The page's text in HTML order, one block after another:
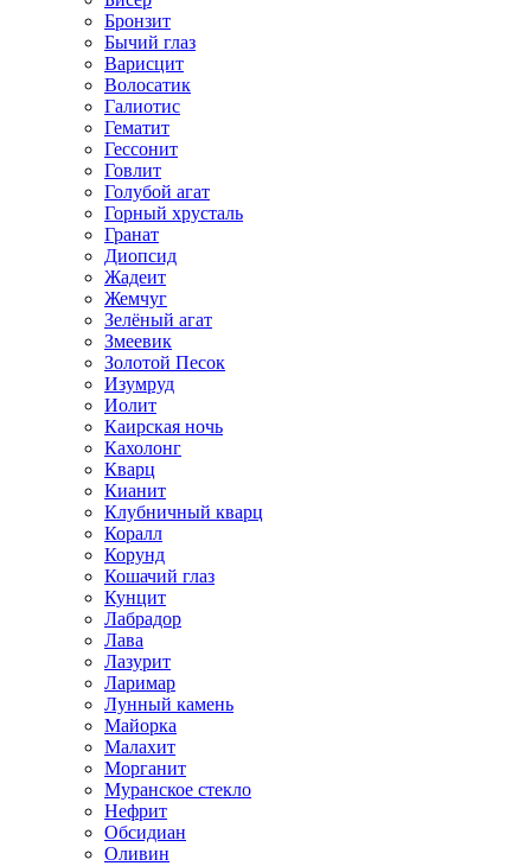
Бронзит
Бычий глаз
Варисцит
Волосатик
Галиотис
Гематит
Гессонит
Говлит
Голубой агат
Горный хрусталь
Гранат
Диопсид
Жадеит
Жемчуг
Зелёный агат
Змеевик
Золотой Песок
Изумруд
Иолит
Каирская ночь
Кахолонг
Кварц
Кианит
Клубничный кварц
Коралл
Корунд
Кошачий глаз
Кунцит
Лабрадор
Лава
Лазурит
Ларимар
Лунный камень
Майорка
Малахит
Морганит
Муранское стекло
Нефрит
Обсидиан
Оливин